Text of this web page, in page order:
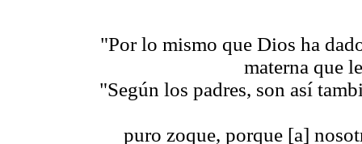
"Por lo mismo que Dios ha
materna que
"Según los padres, son así
puro zoque, porque [a]